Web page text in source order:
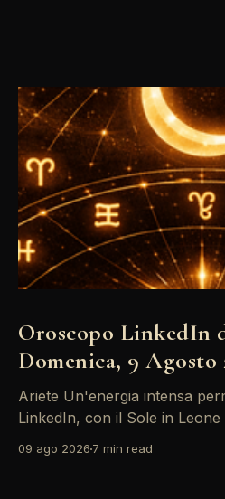
Oroscopo LinkedIn
Domenica, 9 Agosto
Ariete Un'energia intensa permea la tua giornata
LinkedIn, con il Sole in
dalla Luna in Gemelli,
09 ago 2026 7 min read